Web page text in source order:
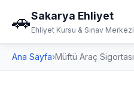
🚗Sakarya Ehliyet
Ehliyet Kursu & Sınav Merkezi
Ana Sayfa›Müftü Araç Sigortası